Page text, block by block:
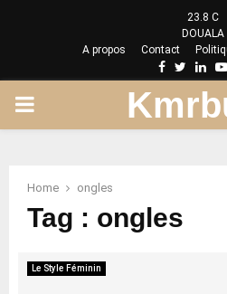
23.8 C
DOUALA
A propos
Contact
Facebook
Twitter
PRIMARY
Home ongles
Tag : ongles
Le Style Féminin